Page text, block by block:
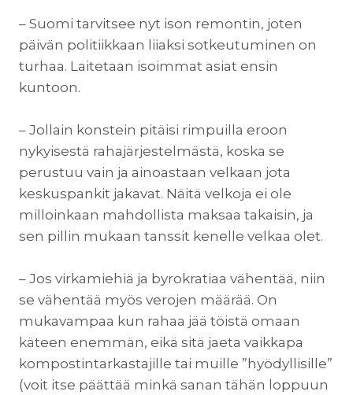
– Suomi tarvitsee nyt ison remontin, joten
päivän politiikkaan liiaksi sotkeutuminen on
turhaa. Laitetaan isoimmat asiat ensin
kuntoon.
– Jollain konstein pitäisi rimpuilla eroon
nykyisestä rahajärjestelmästä, koska se
perustuu vain ja ainoastaan velkaan jota
keskuspankit jakavat. Näitä velkoja ei ole
milloinkaan mahdollista maksaa takaisin, ja
sen pillin mukaan tanssit kenelle velkaa olet.
– Jos virkamiehiä ja byrokratiaa vähentää, niin
se vähentää myös verojen määrää. On
mukavampaa kun rahaa jää töistä omaan
käteen enemmän, eikä sitä jaeta vaikkapa
kompostintarkastajille tai muille ”hyödyllisille”
(voit itse päättää minkä sanan tähän loppuun